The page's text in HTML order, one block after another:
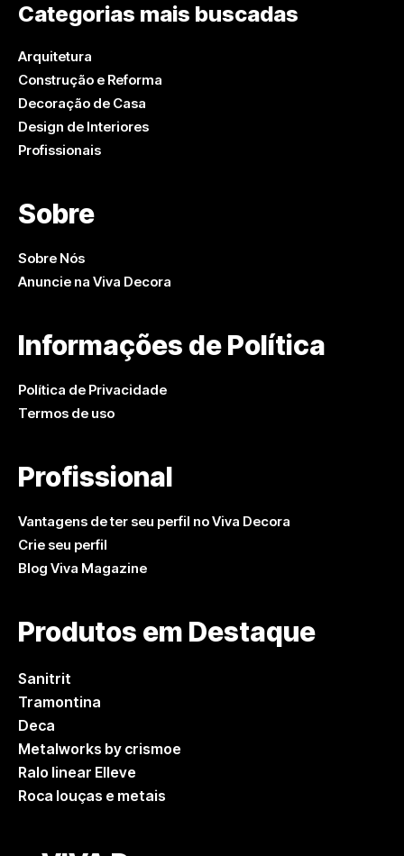
Categorias mais buscadas
Arquitetura
Construção e Reforma
Decoração de Casa
Design de Interiores
Profissionais
Sobre
Sobre Nós
Anuncie na Viva Decora
Informações de Política
Política de Privacidade
Termos de uso
Profissional
Vantagens de ter seu perfil no Viva Decora
Crie seu perfil
Blog Viva Magazine
Produtos em Destaque
Sanitrit
Tramontina
Deca
Metalworks by crismoe
Ralo linear Elleve
Roca louças e metais